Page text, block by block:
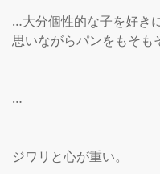
…大分個性的な子を好き
思いながらパンをもそも
…
ジワリと心が重い。